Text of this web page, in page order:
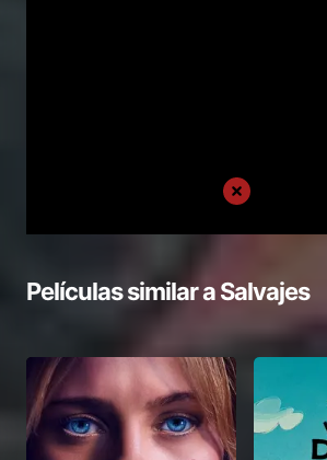
Películas similar aSalvajes